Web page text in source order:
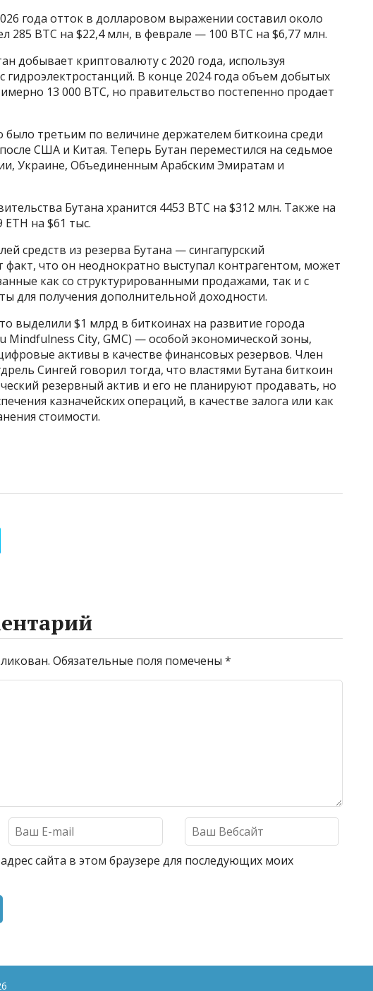
года отток в долларовом выражении составил около
285 BTC на $22,4 млн, в феврале — 100 BTC на $6,77 млн.
добывает криптовалюту с 2020 года, используя
гидроэлектростанций. В конце 2024 года объем добытых
13 000 BTC, но правительство постепенно продает
было третьим по величине держателем биткоина среди
США и Китая. Теперь Бутан переместился на седьмое
Украине, Объединенным Арабским Эмиратам и
Бутана хранится 4453 BTC на $312 млн. Также на
на $61 тыс.
средств из резерва Бутана — сингапурский
факт, что он неоднократно выступал контрагентом, может
как со структурированными продажами, так и с
для получения дополнительной доходности.
выделили $1 млрд в биткоинах на развитие города
Mindfulness City, GMC) — особой экономической зоны,
активы в качестве финансовых резервов. Член
Сингей говорил тогда, что властями Бутана биткоин
резервный актив и его не планируют продавать, но
казначейских операций, в качестве залога или как
стоимости.
Обязательные поля помечены *
сайта в этом браузере для последующих моих